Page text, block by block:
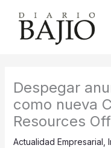
contenido
Despegar
como nueva
Resources
Actualidad Empresarial